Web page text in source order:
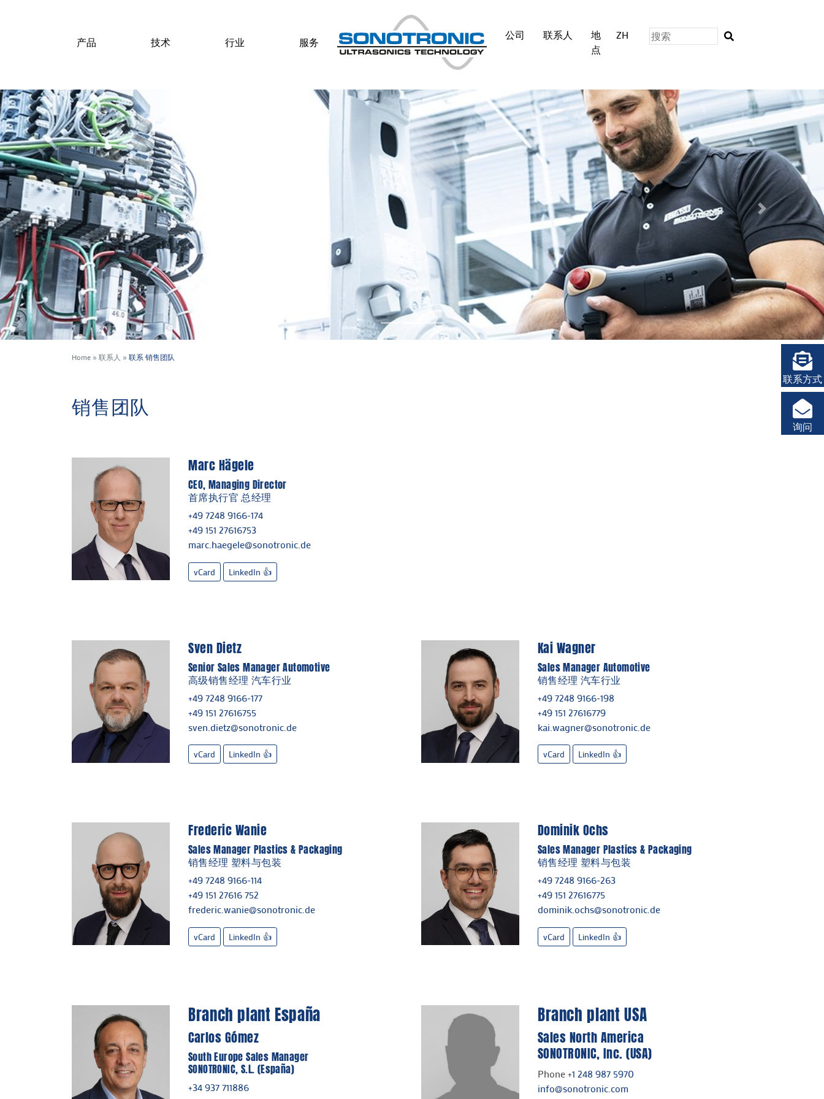
联系方式
询问
产品 技术 行业 服务
公司 联系人
地
点
ZH
Previous 下一个
Home » 联系人 » 联系 销售团队
销售团队
Marc Hägele
CEO, Managing Director
首席执行官 总经理
+49 7248 9166-174
+49 151 27616753
marc.haegele@sonotronic.de
vCard LinkedIn 👍
Sven Dietz
Senior Sales Manager Automotive
高级销售经理 汽车行业
+49 7248 9166-177
+49 151 27616755
sven.dietz@sonotronic.de
vCard LinkedIn 👍
Kai Wagner
Sales Manager Automotive
销售经理 汽车行业
+49 7248 9166-198
+49 151 27616779
kai.wagner@sonotronic.de
vCard LinkedIn 👍
Frederic Wanie
Sales Manager Plastics & Packaging
销售经理 塑料与包装
+49 7248 9166-114
+49 151 27616 752
frederic.wanie@sonotronic.de
vCard LinkedIn 👍
Dominik Ochs
Sales Manager Plastics & Packaging
销售经理 塑料与包装
+49 7248 9166-263
+49 151 27616775
dominik.ochs@sonotronic.de
vCard LinkedIn 👍
Branch plant España
Carlos Gómez
South Europe Sales Manager
SONOTRONIC, S.L. (España)
+34 937 711886
Branch plant USA
Sales North America
SONOTRONIC, Inc. (USA)
Phone +1 248 987 5970
​​​​​​​info@sonotronic.com